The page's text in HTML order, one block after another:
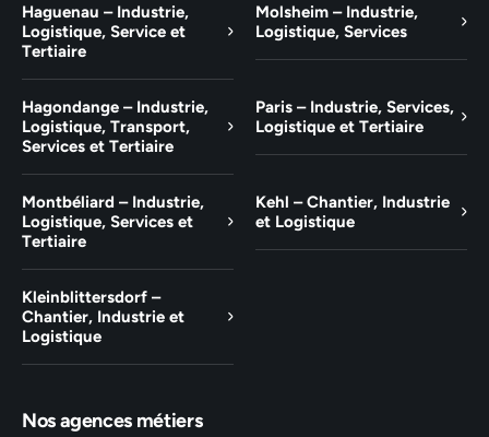
Haguenau – Industrie,
Logistique, Service et
Tertiaire
Molsheim – Industrie,
Logistique, Services
Hagondange – Industrie,
Logistique, Transport,
Services et Tertiaire
Paris – Industrie, Services,
Logistique et Tertiaire
Montbéliard – Industrie,
Logistique, Services et
Tertiaire
Kehl – Chantier, Industrie
et Logistique
Kleinblittersdorf –
Chantier, Industrie et
Logistique
Nos agences métiers